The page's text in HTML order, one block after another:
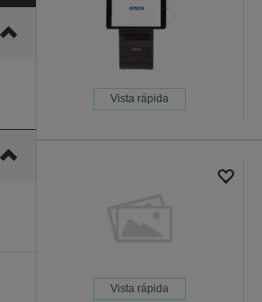
Vista rápida
Vista rápida